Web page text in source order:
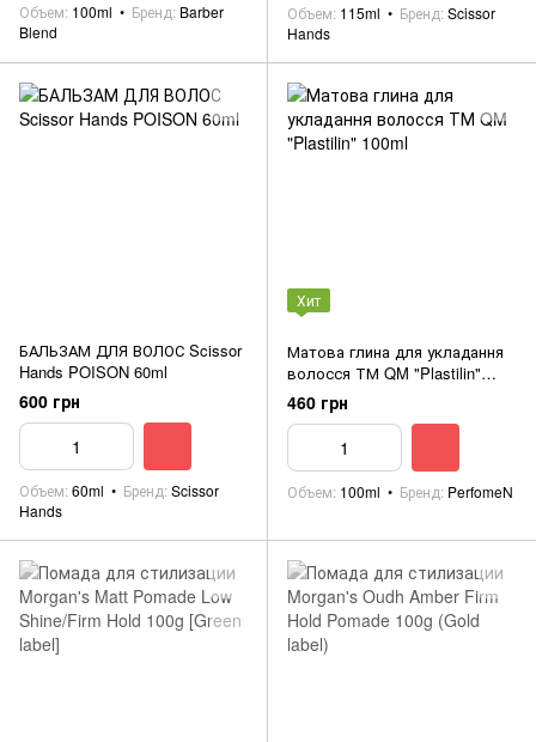
Объем 100ml Бренд Barber
Blend
Объем 115ml Бренд Scissor
Hands
БАЛЬЗАМ ДЛЯ ВОЛОС Scissor
Hands POISON 60ml
600 грн
Объем 60ml Бренд Scissor
Hands
Хит
Матова глина для укладання
волосся ТМ QM "Plastilin"
100ml
460 грн
Объем 100ml Бренд PerfomeN